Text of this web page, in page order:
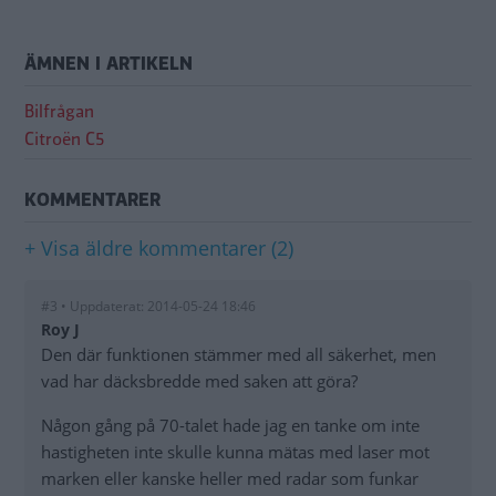
ÄMNEN I ARTIKELN
Bilfrågan
Citroën C5
KOMMENTARER
+ Visa äldre kommentarer (2)
#3 • Uppdaterat: 2014-05-24 18:46
Roy J
Den där funktionen stämmer med all säkerhet, men
vad har däcksbredde med saken att göra?
Någon gång på 70-talet hade jag en tanke om inte
hastigheten inte skulle kunna mätas med laser mot
marken eller kanske heller med radar som funkar